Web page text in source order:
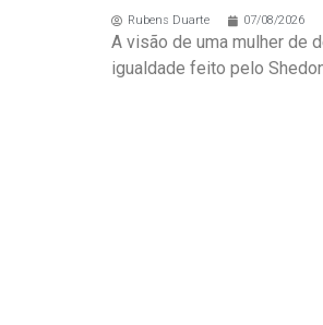
Rubens Duarte 07/08/2026
A visão de uma mulher de
igualdade feito pelo